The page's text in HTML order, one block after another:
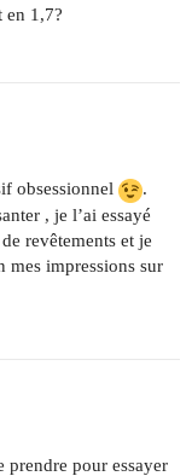
en 1,7?
obsessionnel
.
, je l’ai essayé
revêtements et je
mes impressions sur
prendre pour essayer